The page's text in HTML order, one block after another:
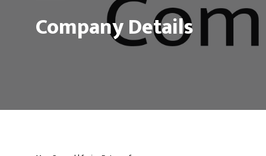
Company Details